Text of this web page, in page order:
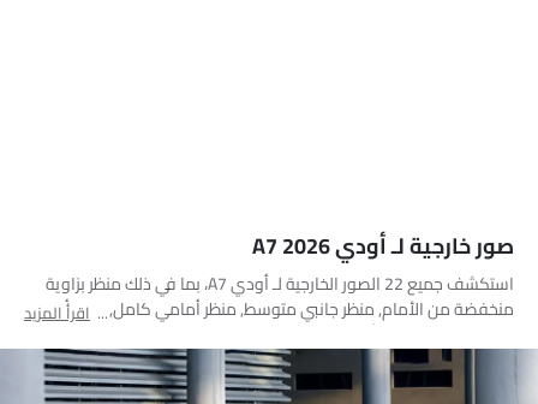
صور خارجية لـ أودي A7 2026
استكشف جميع 22 الصور الخارجية لـ أودي A7، بما في ذلك منظر بزاوية
منخفضة من الأمام, منظر جانبي متوسط, منظر أمامي كامل, منظر أمامي
متوسط, منظر جانبي أمامي, منظر جانبي, منظر خلفي جانبي متقاطع, منظر
خلفي كامل, منظر الزاوية الخلفية, منظر جانب السائق, منظر علوي, منظر
أمامي جانبي متقاطع, مصباح أمامي, مصباح خلفي, عجلة, مصباح الضباب
اقرأ المزيد